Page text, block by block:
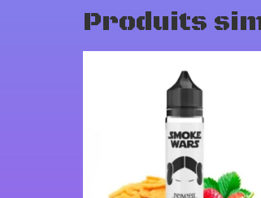
Produits